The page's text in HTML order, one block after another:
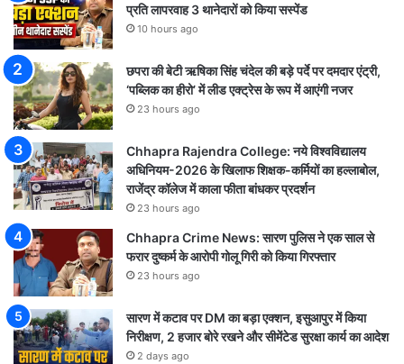
प्रति लापरवाह 3 थानेदारों को किया सस्पेंड
10 hours ago
छपरा की बेटी ऋषिका सिंह चंदेल की बड़े पर्दे पर दमदार एंट्री,
‘पब्लिक का हीरो’ में लीड एक्ट्रेस के रूप में आएंगी नजर
23 hours ago
Chhapra Rajendra College: नये विश्वविद्यालय
अधिनियम-2026 के खिलाफ शिक्षक-कर्मियों का हल्लाबोल,
राजेंद्र कॉलेज में काला फीता बांधकर प्रदर्शन
23 hours ago
Chhapra Crime News: सारण पुलिस ने एक साल से
फरार दुष्कर्म के आरोपी गोलू गिरी को किया गिरफ्तार
23 hours ago
सारण में कटाव पर DM का बड़ा एक्शन, इसुआपुर में किया
निरीक्षण, 2 हजार बोरे रखने और सीमेंटेड सुरक्षा कार्य का आदेश
2 days ago